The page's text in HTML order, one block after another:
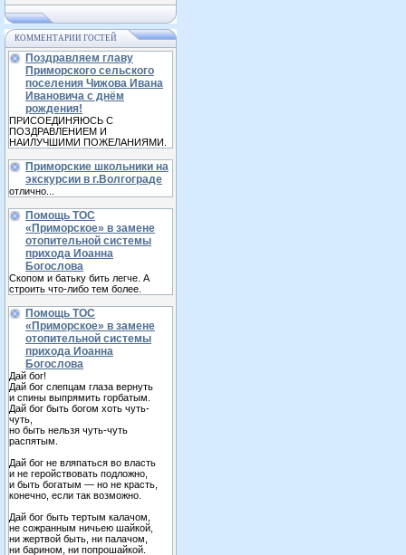
КОММЕНТАРИИ ГОСТЕЙ
Поздравляем главу
Приморского сельского
поселения Чижова Ивана
Ивановича с днём
рождения!
ПРИСОЕДИНЯЮСЬ С
ПОЗДРАВЛЕНИЕМ И
НАИЛУЧШИМИ ПОЖЕЛАНИЯМИ.
Приморские школьники на
экскурсии в г.Волгограде
отлично...
Помощь ТОС
«Приморское» в замене
отопительной системы
прихода Иоанна
Богослова
Скопом и батьку бить легче. А
строить что-либо тем более.
Помощь ТОС
«Приморское» в замене
отопительной системы
прихода Иоанна
Богослова
Дай бог!
Дай бог слепцам глаза вернуть
и спины выпрямить горбатым.
Дай бог быть богом хоть чуть-
чуть,
но быть нельзя чуть-чуть
распятым.
Дай бог не вляпаться во власть
и не геройствовать подложно,
и быть богатым — но не красть,
конечно, если так возможно.
Дай бог быть тертым калачом,
не сожранным ничьею шайкой,
ни жертвой быть, ни палачом,
ни барином, ни попрошайкой.